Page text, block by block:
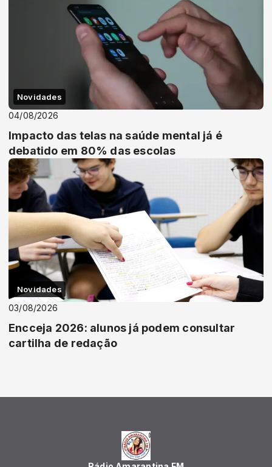
Novidades
04/08/2026
Impacto das telas na saúde mental já é
debatido em 80% das escolas
Novidades
03/08/2026
Encceja 2026: alunos já podem consultar
cartilha de redação